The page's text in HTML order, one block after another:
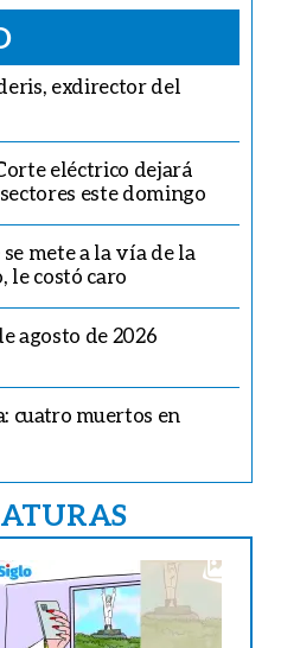
exdirector del
eléctrico dejará
este domingo
mete a la vía de la
le costó caro
agosto de 2026
cuatro muertos en